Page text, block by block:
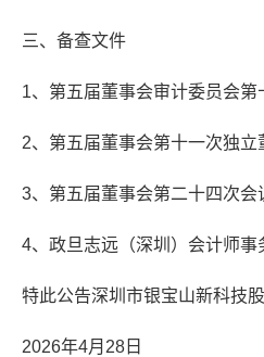
三、备查文件
1、第五届董事会审计委员会第
2、第五届董事会第十一次独立
3、第五届董事会第二十四次会
4、政旦志远（深圳）会计师
特此公告深圳市银宝山新科技
2026年4月28日